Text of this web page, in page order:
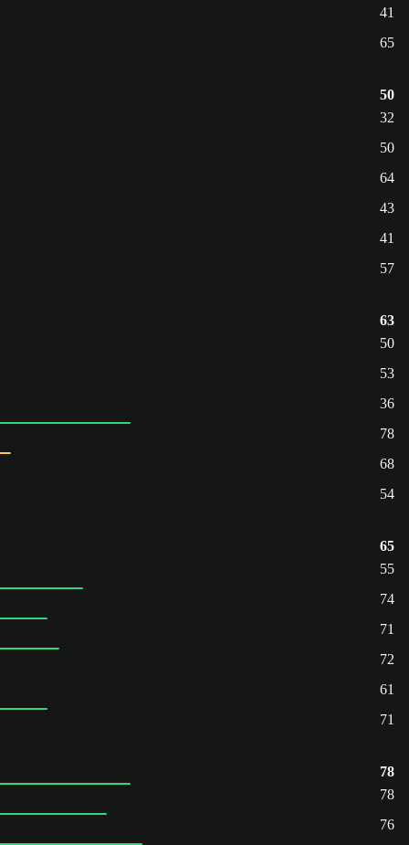
41
65
50
32
50
64
43
41
57
63
50
53
36
78
68
54
65
55
74
71
72
61
71
78
78
76